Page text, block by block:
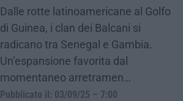
Dalle rotte latinoamericane al Golfo
di Guinea, i clan dei Balcani si
radicano tra Senegal e Gambia.
Un’espansione favorita dal
momentaneo arretramen…
Pubblicato il: 03/09/25 – 7:00